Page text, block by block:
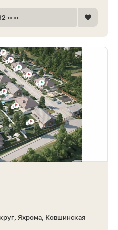
•• ••
Яхрома, Ковшинская